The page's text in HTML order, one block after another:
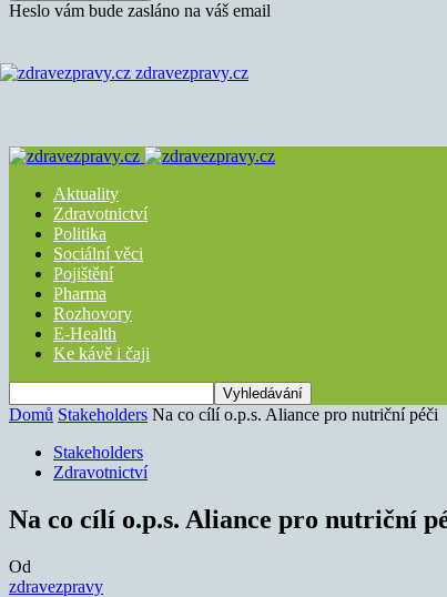
Heslo vám bude zasláno na váš email
zdravezpravy.cz
Aktuality
Zdravotnictví
Politika
Sociální věci
Pojištění
Pharma
Rozhovory
E-Health
Ke kávě i čaji
Domů Stakeholders Na co cílí o.p.s. Aliance pro nutriční péči
Stakeholders
Zdravotnictví
Na co cílí o.p.s. Aliance pro nutriční
Od
zdravezpravy